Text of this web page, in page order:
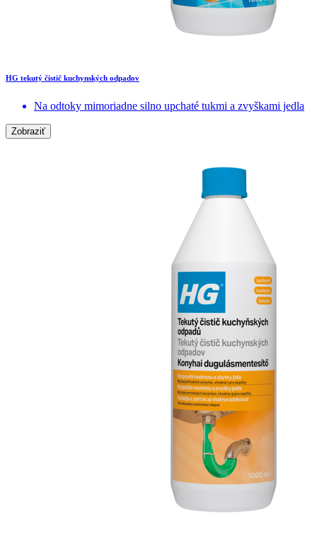
HG tekutý čistič kuchynských odpadov
Na odtoky mimoriadne silno upchaté tukmi a zvyškami jedla
Zobraziť